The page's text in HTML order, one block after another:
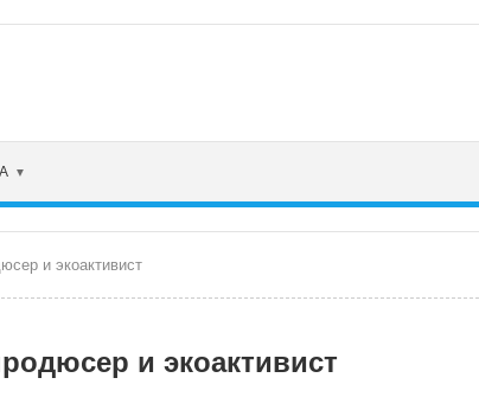
и экоактивист
и экоактивист